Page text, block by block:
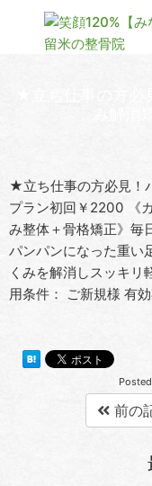
★立ち仕事の方必見！
プラン初回￥2200 《
み整体＋骨格矯正》毎
パンパンになった重い
くみを解消しスッキリ
用条件： ご新規様 有
前の